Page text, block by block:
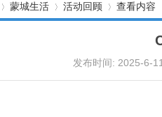
蒙城生活 活动回顾
›
查看内容
发布时间: 2025-6-